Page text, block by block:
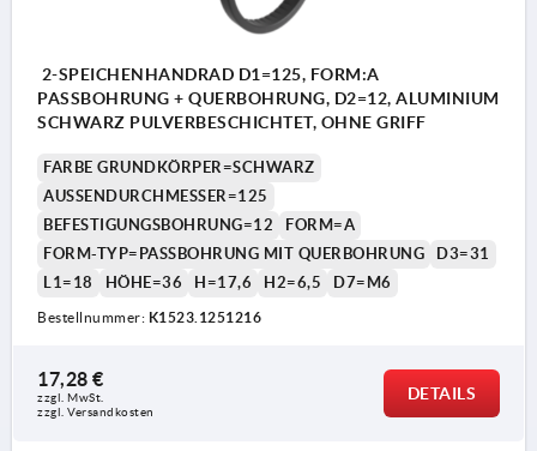
versetzt
2-SPEICHENHANDRAD D1=125, FORM:A
PASSBOHRUNG + QUERBOHRUNG, D2=12, ALUMINIUM
SCHWARZ PULVERBESCHICHTET, OHNE GRIFF
FARBE GRUNDKÖRPER=SCHWARZ
AUSSENDURCHMESSER=125
BEFESTIGUNGSBOHRUNG=12
FORM=A
FORM-TYP=PASSBOHRUNG MIT QUERBOHRUNG
D3=31
L1=18
HÖHE=36 H=17,6 H2=6,5 D7=M6
Bestellnummer: K1523.1251216
17,28 €
zzgl. MwSt.
zzgl. Versandkosten
DETAILS